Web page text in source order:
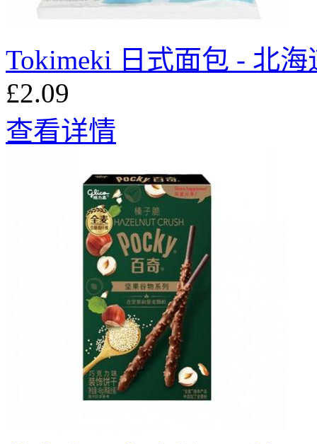
Tokimeki 日式面包 - 北海
£2.09
查看详情